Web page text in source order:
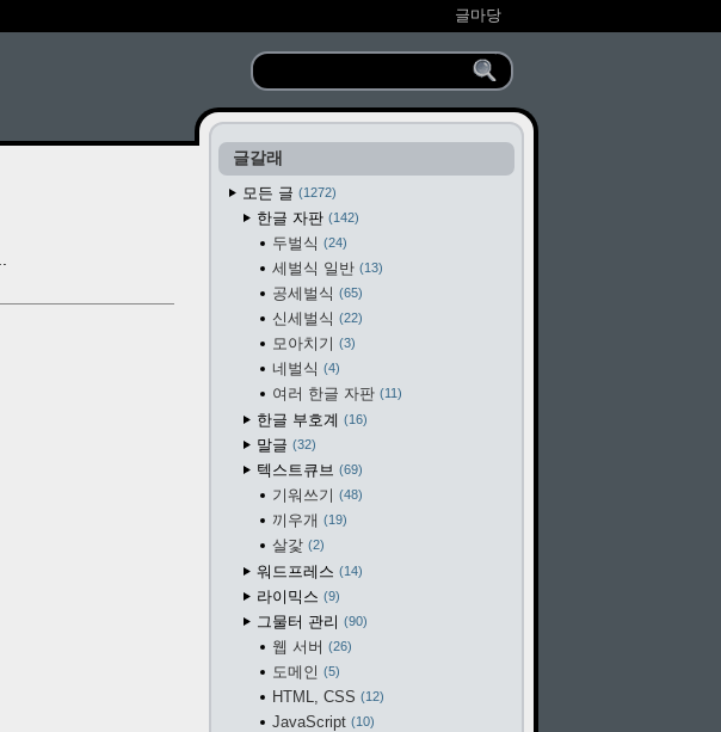
글마당
글갈래
모든 글
1272
한글 자판 142
두벌식 24
세벌식 일반 13
공세벌식 65
신세벌식 22
모아치기 3
네벌식 4
여러 한글 자판 11
한글 부호계 16
말글 32
텍스트큐브 69
기워쓰기 48
끼우개 19
살갗 2
워드프레스 14
라이믹스 9
그물터 관리 90
웹 서버 26
도메인 5
HTML, CSS 12
JavaScript 10